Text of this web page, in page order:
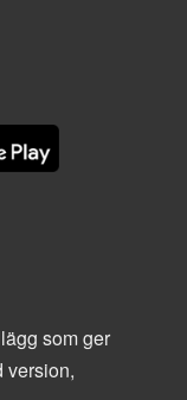
som ger
version,